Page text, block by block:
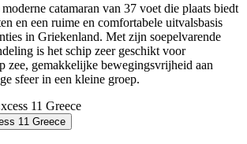
catamaran van 37 voet die plaats biedt
en een ruime en comfortabele uitvalsbasis
in Griekenland. Met zijn soepelvarende
is het schip zeer geschikt voor
zee, gemakkelijke bewegingsvrijheid aan
sfeer in een kleine groep.
11 Greece
11 Greece